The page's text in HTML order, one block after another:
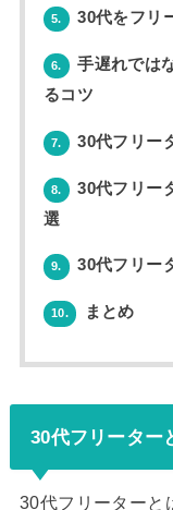
5. 30代をフリ
6.
手遅れでは
るコツ
7. 30代フリー
8.
30代フリー
選
9. 30代フリー
10. まとめ
30代フリーター
30代フリーターと